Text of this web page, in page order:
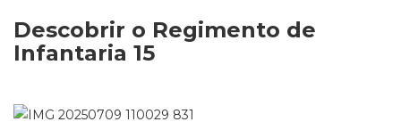
Descobrir o Regimento de
Infantaria 15